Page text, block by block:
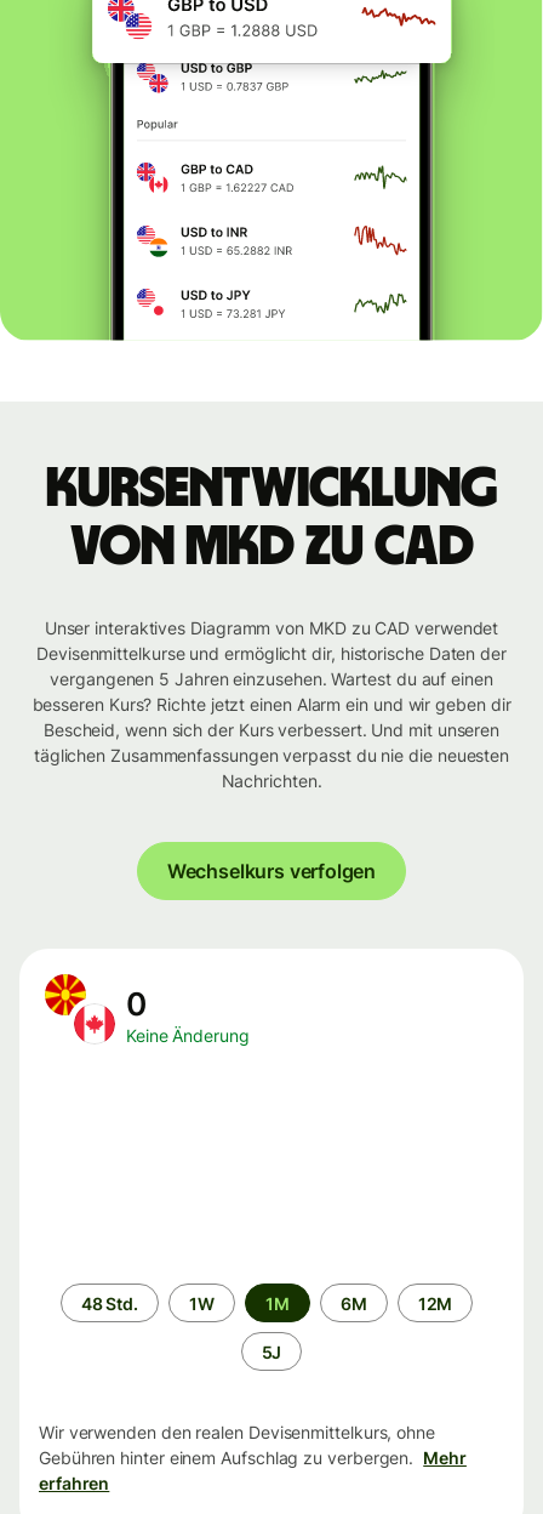
Kursentwicklung
von MKD zu CAD
Unser interaktives Diagramm von MKD zu CAD verwendet
Devisenmittelkurse und ermöglicht dir, historische Daten der
vergangenen 5 Jahren einzusehen. Wartest du auf einen
besseren Kurs? Richte jetzt einen Alarm ein und wir geben dir
Bescheid, wenn sich der Kurs verbessert. Und mit unseren
täglichen Zusammenfassungen verpasst du nie die neuesten
Nachrichten.
Wechselkurs verfolgen
0
Keine Änderung
Zeitraum
48 Std. 1W 1M 6M 12M
5J
Wir verwenden den realen Devisenmittelkurs, ohne
Gebühren hinter einem Aufschlag zu verbergen. Mehr
erfahren